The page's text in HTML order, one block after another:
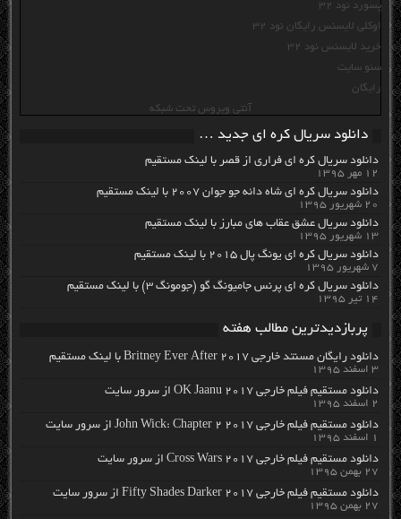
پسورد نود 32
اوکلی لایسنس رایگان نود 32
خرید لایسنس نود 32
سئو سایت
رایگان
آنتی ویروس تحت شبکه
دانلود سریال کره ای جدید …
دانلود سریال کره ای فراری از قصر با لینک مستقیم
۱۲ مهر ۱۳۹۵
دانلود سریال کره ای شاه دائه جو جوان ۲۰۰۷ با لینک مستقیم
۲۰ شهریور ۱۳۹۵
دانلود سریال عشق عقاب های مبارز با لینک مستقیم
۱۳ شهریور ۱۳۹۵
دانلود سریال کره ای یونگ پال ۲۰۱۵ با لینک مستقیم
۷ شهریور ۱۳۹۵
دانلود سریال کره ای پرنس جامیونگ گو (جومونگ ۳) با لینک مستقیم
۱۴ تیر ۱۳۹۵
پربازدیدترین مطالب هفته
دانلود رایگان مسنتد خارجی Britney Ever After 2017 با لینک مستقیم
۳ اسفند ۱۳۹۵
دانلود مستقیم فیلم خارجی OK Jaanu 2017 از سرور سایت
۲ اسفند ۱۳۹۵
دانلود مستقیم فیلم خارجی John Wick: Chapter 2 2017 از سرور سایت
۱ اسفند ۱۳۹۵
دانلود مستقیم فیلم خارجی Cross Wars 2017 از سرور سایت
۲۷ بهمن ۱۳۹۵
دانلود مستقیم فیلم خارجی Fifty Shades Darker 2017 از سرور سایت
۲۷ بهمن ۱۳۹۵